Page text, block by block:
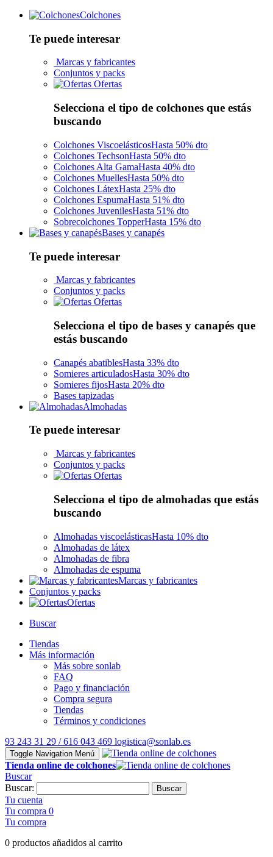
Colchones
Te puede interesar
Marcas y fabricantes
Conjuntos y packs
Ofertas
Selecciona el tipo de colchones que estás
buscando
Colchones ViscoelásticosHasta 50% dto
Colchones TechsonHasta 50% dto
Colchones Alta GamaHasta 40% dto
Colchones MuellesHasta 50% dto
Colchones LátexHasta 25% dto
Colchones EspumaHasta 51% dto
Colchones JuvenilesHasta 51% dto
Sobrecolchones TopperHasta 15% dto
Bases y canapés
Te puede interesar
Marcas y fabricantes
Conjuntos y packs
Ofertas
Selecciona el tipo de bases y canapés que
estás buscando
Canapés abatiblesHasta 33% dto
Somieres articuladosHasta 30% dto
Somieres fijosHasta 20% dto
Bases tapizadas
Almohadas
Te puede interesar
Marcas y fabricantes
Conjuntos y packs
Ofertas
Selecciona el tipo de almohadas que estás
buscando
Almohadas viscoelásticasHasta 10% dto
Almohadas de látex
Almohadas de fibra
Almohadas de espuma
Marcas y fabricantes
Conjuntos y packs
Ofertas
Buscar
Tiendas
Más información
Más sobre sonlab
FAQ
Pago y financiación
Compra segura
Tiendas
Términos y condiciones
93 243 31 29 / 616 043 469 logistica@sonlab.es
Toggle Navigation Menú
Tienda online de colchones
Buscar
Buscar:
Buscar
Tu cuenta
Tu compra 0
Tu compra
0 productos añadidos al carrito